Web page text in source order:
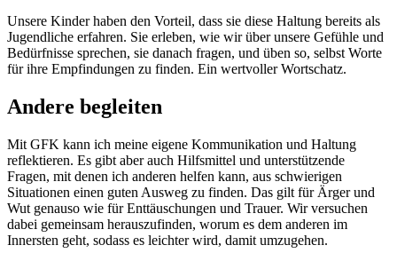
Unsere Kinder haben den Vorteil, dass sie diese Haltung bereits als
Jugendliche erfahren. Sie erleben, wie wir über unsere Gefühle und
Bedürfnisse sprechen, sie danach fragen, und üben so, selbst Worte
für ihre Empfindungen zu finden. Ein wertvoller Wortschatz.
Andere begleiten
Mit GFK kann ich meine eigene Kommunikation und Haltung
reflektieren. Es gibt aber auch Hilfsmittel und unterstützende
Fragen, mit denen ich anderen helfen kann, aus schwierigen
Situationen einen guten Ausweg zu finden. Das gilt für Ärger und
Wut genauso wie für Enttäuschungen und Trauer. Wir versuchen
dabei gemeinsam herauszufinden, worum es dem anderen im
Innersten geht, sodass es leichter wird, damit umzugehen.